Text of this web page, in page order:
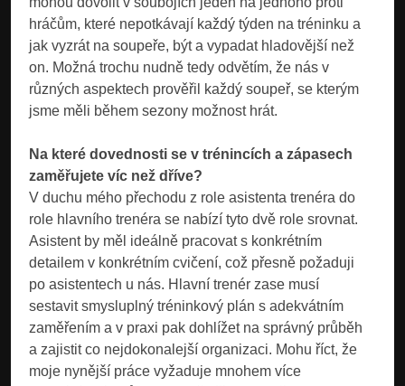
hráčům, které nepotkávají každý týden na tréninku a
jak vyzrát na soupeře, být a vypadat hladovější než
on. Možná trochu nudně tedy odvětím, že nás v
různých aspektech prověřil každý soupeř, se kterým
jsme měli během sezony možnost hrát.
Na které dovednosti se v trénincích a zápasech
zaměřujete víc než dříve?
V duchu mého přechodu z role asistenta trenéra do
role hlavního trenéra se nabízí tyto dvě role srovnat.
Asistent by měl ideálně pracovat s konkrétním
detailem v konkrétním cvičení, což přesně požaduji
po asistentech u nás. Hlavní trenér zase musí
sestavit smysluplný tréninkový plán s adekvátním
zaměřením a v praxi pak dohlížet na správný průběh
a zajistit co nejdokonalejší organizaci. Mohu říct, že
moje nynější práce vyžaduje mnohem více